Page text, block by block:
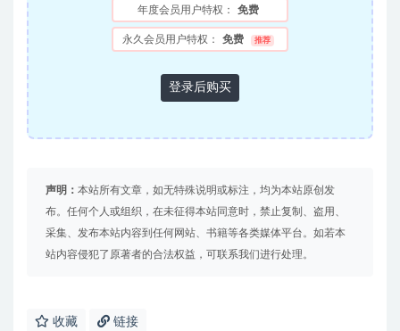
年度会员用户特权： 免费
永久会员用户特权： 免费 推荐
登录后购买
声明： 本站所有文章，如无特殊说明或标注，均为本站原创发
布。任何个人或组织，在未征得本站同意时，禁止复制、盗用、
采集、发布本站内容到任何网站、书籍等各类媒体平台。如若本
站内容侵犯了原著者的合法权益，可联系我们进行处理。
收藏 链接